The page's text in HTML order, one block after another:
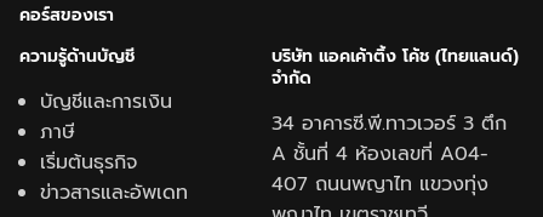
คอร์สของเรา
ความรู้ด้านบัญชี
บัญชีและการเงิน
ภาษี
เริ่มต้นธุรกิจ
ข่าวสารและอัพเดท
บริษัท แอคเค้าติ้ง โค้ช (ไทยแลนด์)
จำกัด
34 อาคารซี.พี.ทาวเวอร์ 3 ตึก
A ชั้นที่ 4 ห้องเลขที่ A04-
407 ถนนพญาไท แขวงทุ่ง